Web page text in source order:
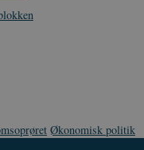
Økonomisk politik